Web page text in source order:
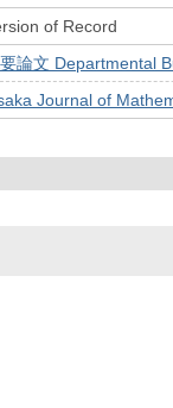
of Record
論文 Departmental
Journal of